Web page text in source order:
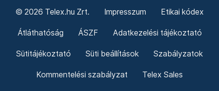
© 2026 Telex.hu Zrt. Impresszum Etikai kódex
Átláthatóság ÁSZF Adatkezelési tájékoztató
Sütitájékoztató Süti beállítások Szabályzatok
Kommentelési szabályzat Telex Sales